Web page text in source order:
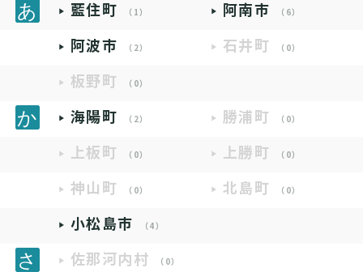
藍住町 （1） 阿南市 （6）
阿波市 （2） 石井町 （0）
板野町 （0）
海陽町 （2） 勝浦町 （0）
上板町 （0） 上勝町 （0）
神山町 （0） 北島町 （0）
小松島市 （4）
佐那河内村 （0）